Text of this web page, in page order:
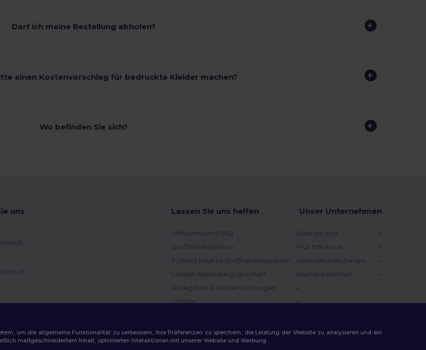
Darf ich meine Bestellung abholen?
einen Kostenvorschlag für bedruckte Kleider machen?
Wo befinden Sie sich?
uns Lassen Sie uns helfen
Hilfezentrum (FAQ)
Großhandelspreise
T-Shirts lokal zu Großhandelspreisen
Lokaler Bekleidungsgeschäft
Rückgaben & Rückerstattungen
Glossar
Unser Unternehmen
Wer wir sind
Für Influencer
Kontaktieren Sie uns
Karrierezentrum
um die allgemeine Funktionalität zu verbessern, Ihre Präferenzen zu speichern, die Leistung der Website zu analysieren und ein
maßgeschneidertem Inhalt, optimierten Interaktionen mit unserer Website und Werbung.